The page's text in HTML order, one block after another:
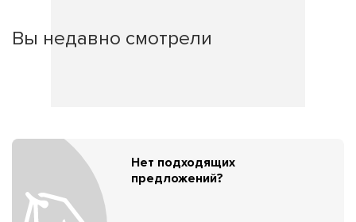
Вы недавно смотрели
Нет подходящих
предложений?